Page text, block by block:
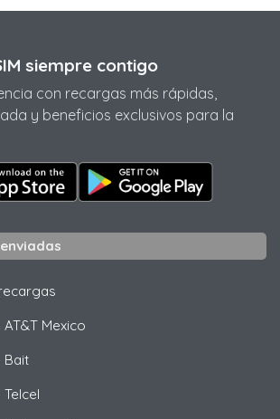
siempre contigo
con recargas más rápidas,
y beneficios exclusivos para la
AT&T Mexico
Bait
Telcel